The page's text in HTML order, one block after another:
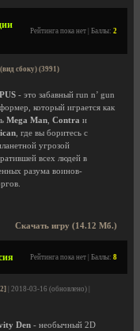
Рейтинга пока нет | Баллы: 2
сбоку) (3991)
- это забавный run n’ gun
который играется как
Mega Man Contra и
, где вы боритесь с
угрозой
всех людей в
разума воинов-
Скачать игру (14.12 Мб.)
Рейтинга пока нет | Баллы: 8
| 2018-03-16 (обновлено) |
Den - необычный 2D